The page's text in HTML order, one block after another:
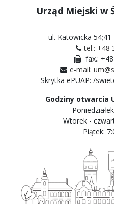
Urząd Miejski w
ul. Katowicka
tel.: +48
fax.:
e-mail:
Skrytka ePUAP: /
Godziny otwarcia
Wtorek -
Piątek: